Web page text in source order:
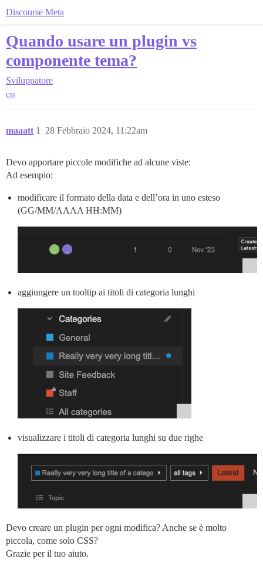
Discourse Meta
Quando usare un plugin vs
componente tema?
Sviluppatore
css
maaatt 28 Febbraio 2024, 11:22am
1
Devo apportare piccole modifiche ad alcune viste:
Ad esempio:
modificare il formato della data e dell’ora in uno esteso
(GG/MM/AAAA HH:MM)
aggiungere un tooltip ai titoli di categoria lunghi
visualizzare i titoli di categoria lunghi su due righe
Devo creare un plugin per ogni modifica? Anche se è molto
piccola, come solo CSS?
Grazie per il tuo aiuto.